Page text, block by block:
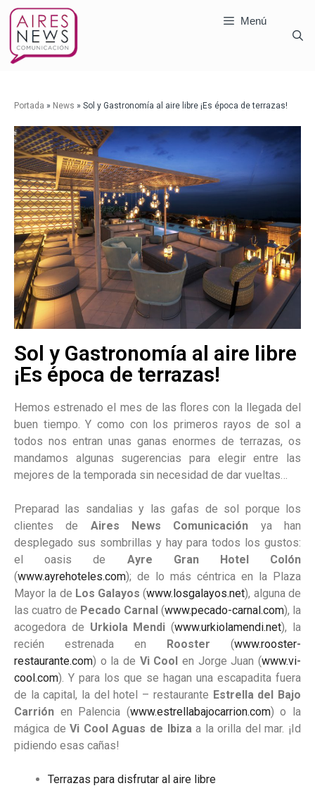
Menú
Portada » News » Sol y Gastronomía al aire libre ¡Es época de terrazas!
Sol y Gastronomía al aire libre
¡Es época de terrazas!
Hemos estrenado el mes de las flores con la llegada del
buen tiempo. Y como con los primeros rayos de sol a
todos nos entran unas ganas enormes de terrazas, os
mandamos algunas sugerencias para elegir entre las
mejores de la temporada sin necesidad de dar vueltas…
Preparad las sandalias y las gafas de sol porque los
clientes de Aires News Comunicación ya han
desplegado sus sombrillas y hay para todos los gustos:
el oasis de Ayre Gran Hotel Colón
(www.ayrehoteles.com); de lo más céntrica en la Plaza
Mayor la de Los Galayos (www.losgalayos.net), alguna de
las cuatro de Pecado Carnal (www.pecado-carnal.com), la
acogedora de Urkiola Mendi (www.urkiolamendi.net), la
recién estrenada en
Rooster (www.rooster-
restaurante.com) o la de Vi Cool en Jorge Juan (www.vi-
cool.com). Y para los que se hagan una escapadita fuera
de la capital, la del hotel – restaurante Estrella del Bajo
Carrión en Palencia (www.estrellabajocarrion.com) o la
mágica deVi Cool Aguas de Ibizaa la orilla del mar. ¡Id
pidiendo esas cañas!
Terrazas para disfrutar al aire libre